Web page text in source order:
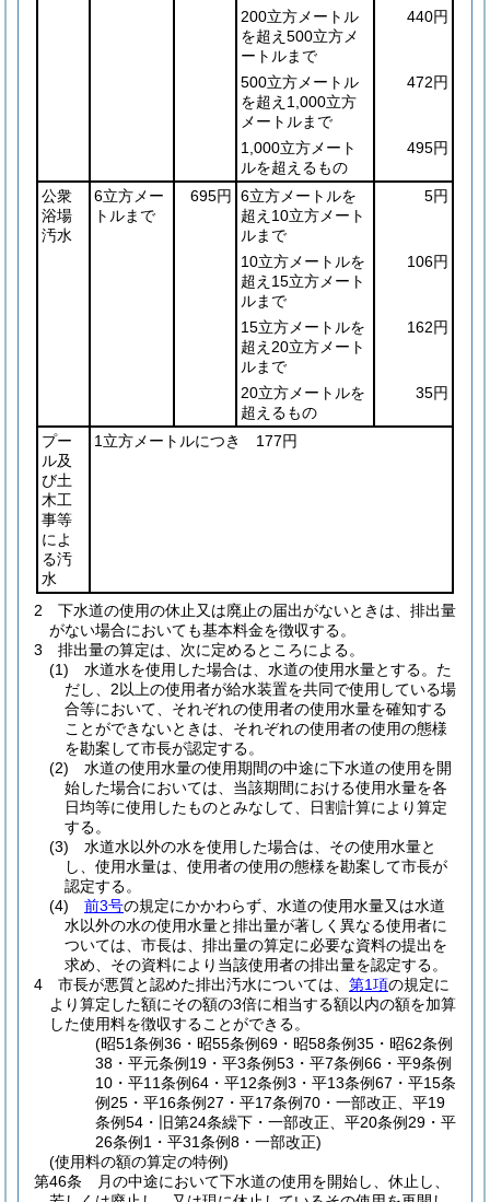
200立方メートル
を超え500立方メ
ートルまで
440円
500立方メートル
を超え1,000立方
メートルまで
472円
1,000立方メート
ルを超えるもの
495円
公衆
浴場
汚水
6立方メー
トルまで
695円
6立方メートルを
超え10立方メート
ルまで
5円
10立方メートルを
超え15立方メート
ルまで
106円
15立方メートルを
超え20立方メート
ルまで
162円
20立方メートルを
超えるもの
35円
プー
ル及
び土
木工
事等
によ
る汚
水
1立方メートルにつき 177円
2
下水道の使用の休止又は廃止の届出がないときは、排出量
がない場合においても基本料金を徴収する。
3
排出量の算定は、次に定めるところによる。
(1)
水道水を使用した場合は、水道の使用水量とする。 た
だし、2以上の使用者が給水装置を共同で使用している場
合等において、それぞれの使用者の使用水量を確知する
ことができないときは、それぞれの使用者の使用の態様
を勘案して市長が認定する。
(2)
水道の使用水量の使用期間の中途に下水道の使用を開
始した場合においては、当該期間における使用水量を各
日均等に使用したものとみなして、日割計算により算定
する。
(3)
水道水以外の水を使用した場合は、その使用水量と
し、使用水量は、使用者の使用の態様を勘案して市長が
認定する。
(4)
前3号の規定にかかわらず、水道の使用水量又は水道
水以外の水の使用水量と排出量が著しく異なる使用者に
ついては、市長は、排出量の算定に必要な資料の提出を
求め、その資料により当該使用者の排出量を認定する。
4
市長が悪質と認めた排出汚水については、 第1項の規定に
より算定した額にその額の3倍に相当する額以内の額を加算
した使用料を徴収することができる。
(昭51条例36・昭55条例69・昭58条例35・昭62条例
38・平元条例19・平3条例53・平7条例66・平9条例
10・平11条例64・平12条例3・平13条例67・平15条
例25・平16条例27・平17条例70・一部改正、平19
条例54・旧第24条繰下・一部改正、平20条例29・平
26条例1・平31条例8・一部改正)
(使用料の額の算定の特例)
第46条
月の中途において下水道の使用を開始し、休止し、